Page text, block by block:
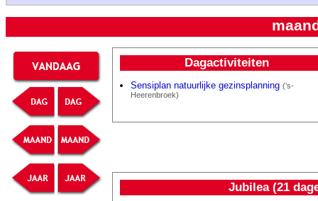
Dagactiviteiten
Sensiplan natuurlijke gezinsplanning (’s-
Heerenbroek)
Jubilea (21